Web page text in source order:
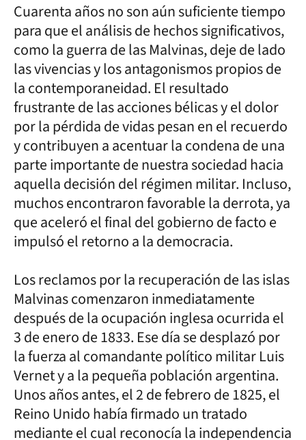
Cuarenta años no son aún suficiente tiempo
para que el análisis de hechos significativos,
como la guerra de las Malvinas, deje de lado
las vivencias y los antagonismos propios de
la contemporaneidad. El resultado
frustrante de las acciones bélicas y el dolor
por la pérdida de vidas pesan en el recuerdo
y contribuyen a acentuar la condena de una
parte importante de nuestra sociedad hacia
aquella decisión del régimen militar. Incluso,
muchos encontraron favorable la derrota, ya
que aceleró el final del gobierno de facto e
impulsó el retorno a la democracia.
Los reclamos por la recuperación de las islas
Malvinas comenzaron inmediatamente
después de la ocupación inglesa ocurrida el
3 de enero de 1833. Ese día se desplazó por
la fuerza al comandante político militar Luis
Vernet y a la pequeña población argentina.
Unos años antes, el 2 de febrero de 1825, el
Reino Unido había firmado un tratado
mediante el cual reconocía la independencia